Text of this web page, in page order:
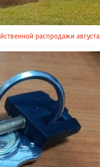
распродажи августа